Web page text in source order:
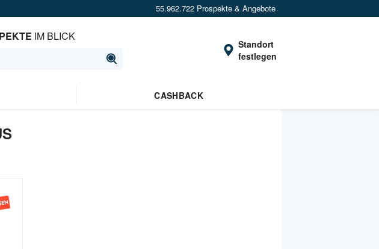
55.962.722 Prospekte & Angebote
IM BLICK
Standort
festlegen
CASHBACK